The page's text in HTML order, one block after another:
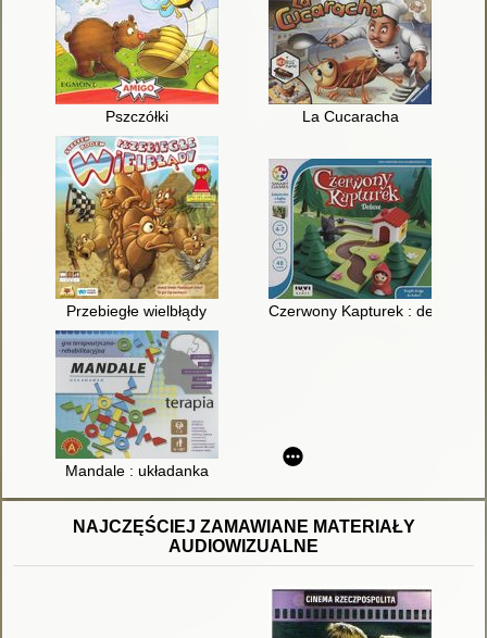
Pszczółki La Cucaracha
Przebiegłe wielbłądy Czerwony Kapturek : deluxe
Mandale : układanka
NAJCZĘŚCIEJ ZAMAWIANE MATERIAŁY
AUDIOWIZUALNE